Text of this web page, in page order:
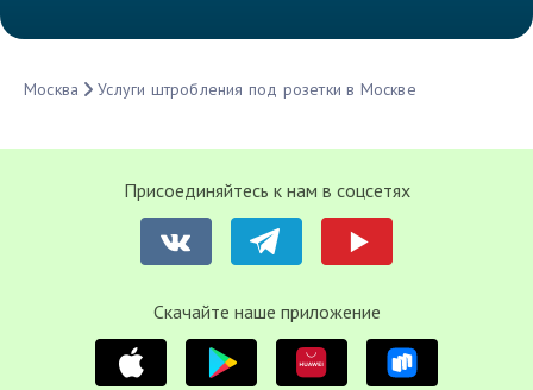
Москва Услуги штробления под розетки в Москве
Присоединяйтесь к нам в соцсетях
Cкачайте наше приложение